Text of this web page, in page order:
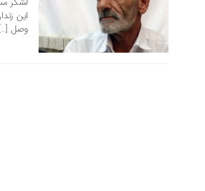
وصل […]